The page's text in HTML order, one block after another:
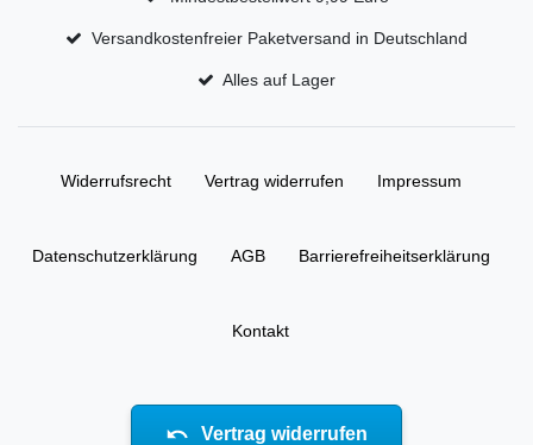
Versandkostenfreier Paketversand in Deutschland
Alles auf Lager
Widerrufs­recht Vertrag widerrufen Impressum
Daten­schutz­erklärung AGB Barrierefreiheitserklärung
Kontakt
Vertrag widerrufen